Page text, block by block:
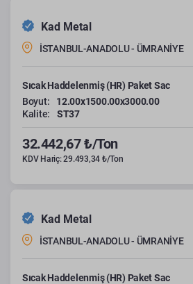
Kad Metal
İSTANBUL-ANADOLU - ÜMRANİYE
Sıcak Haddelenmiş (HR) Paket Sac
Boyut:
12.00x1500.00x3000.00
Kalite:
ST37
32.442,67 ₺/Ton
KDV Hariç: 29.493,34 ₺/Ton
Kad Metal
İSTANBUL-ANADOLU - ÜMRANİYE
Sıcak Haddelenmiş (HR) Paket Sac